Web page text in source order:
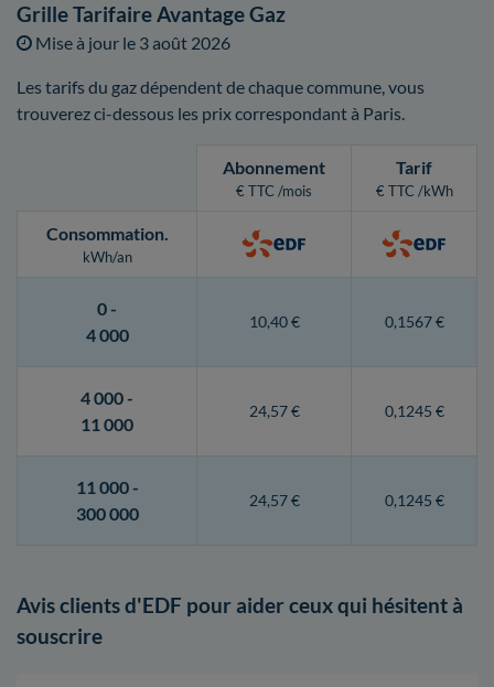
Grille Tarifaire Avantage Gaz
Mise à jour le 3 août 2026
Les tarifs du gaz dépendent de chaque commune, vous
trouverez ci-dessous les prix correspondant à Paris.
Abonnement
€ TTC /mois
Tarif
€ TTC /kWh
Consommation.
kWh/an
0 -
4 000
10,40 € 0,1567 €
4 000 -
11 000
24,57 € 0,1245 €
11 000 -
300 000
24,57 € 0,1245 €
Avis clients d'EDF pour aider ceux qui hésitent à
souscrire